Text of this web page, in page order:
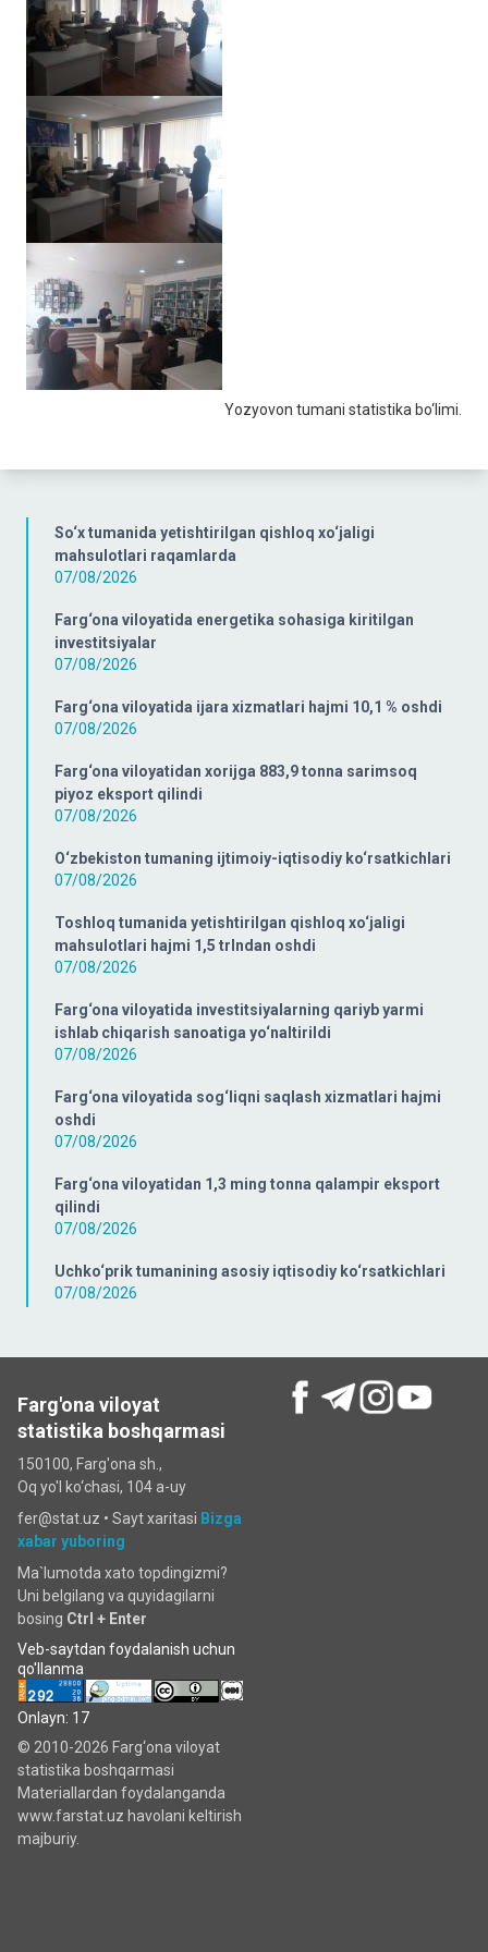
So‘x tumanida yetishtirilgan qishloq xo‘jaligi
mahsulotlari raqamlarda
07/08/2026
Farg‘ona viloyatida energetika sohasiga kiritilgan
investitsiyalar
07/08/2026
Farg‘ona viloyatida ijara xizmatlari hajmi 10,1 % oshdi
07/08/2026
Farg‘ona viloyatidan xorijga 883,9 tonna sarimsoq
piyoz eksport qilindi
07/08/2026
O‘zbekiston tumaning ijtimoiy-iqtisodiy ko‘rsatkichlari
07/08/2026
Toshloq tumanida yetishtirilgan qishloq xo‘jaligi
mahsulotlari hajmi 1,5 trlndan oshdi
07/08/2026
Farg‘ona viloyatida investitsiyalarning qariyb yarmi
ishlab chiqarish sanoatiga yo‘naltirildi
07/08/2026
Farg‘ona viloyatida sog‘liqni saqlash xizmatlari hajmi
oshdi
07/08/2026
Farg‘ona viloyatidan 1,3 ming tonna qalampir eksport
qilindi
07/08/2026
Uchko‘prik tumanining asosiy iqtisodiy ko‘rsatkichlari
07/08/2026
Yozyovon tumani statistika bo‘limi.
Farg'ona viloyat
statistika boshqarmasi
150100, Farg'ona sh.,
Oq yo'l ko‘chаsi, 104 a-uy
fer@stat.uz • Sayt xaritasi Bizga
xabar yuboring
Ma`lumotda xato topdingizmi?
Uni belgilang va quyidagilarni
bosing Ctrl + Enter
Veb-saytdan foydalanish uchun
qo'llanma
Onlayn: 17
© 2010-2026 Farg‘ona viloyat
statistika boshqarmasi
Materiallardan foydalanganda
www.farstat.uz havolani keltirish
majburiy.